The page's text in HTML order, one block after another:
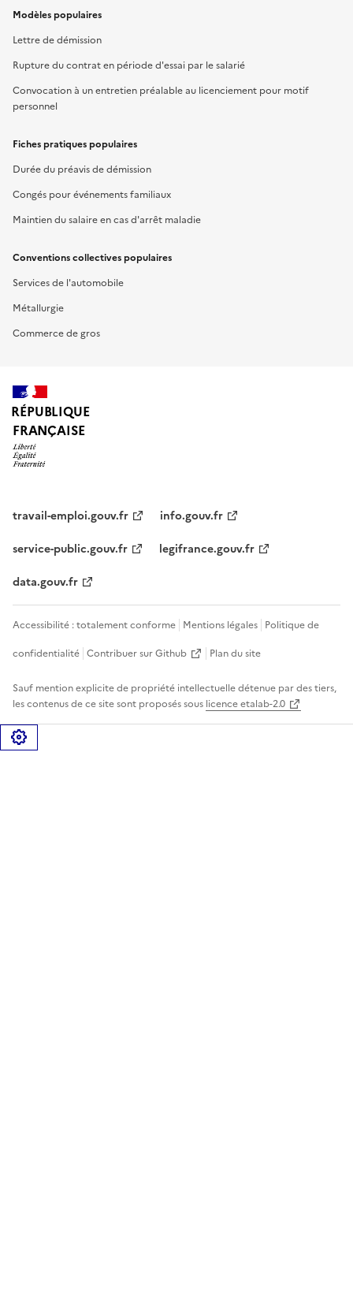
Modèles populaires
Lettre de démission
Rupture du contrat en période d'essai par le salarié
Convocation à un entretien préalable au licenciement pour motif
personnel
Fiches pratiques populaires
Durée du préavis de démission
Congés pour événements familiaux
Maintien du salaire en cas d'arrêt maladie
Conventions collectives populaires
Services de l'automobile
Métallurgie
Commerce de gros
RÉPUBLIQUE
FRANÇAISE
travail-emploi.gouv.fr
info.gouv.fr
service-public.gouv.fr
legifrance.gouv.fr
data.gouv.fr
Accessibilité : totalement conforme Mentions légales Politique de
confidentialité Contribuer sur Github Plan du site
Sauf mention explicite de propriété intellectuelle détenue par des tiers,
les contenus de ce site sont proposés sous licence etalab-2.0
Gérer les cookies